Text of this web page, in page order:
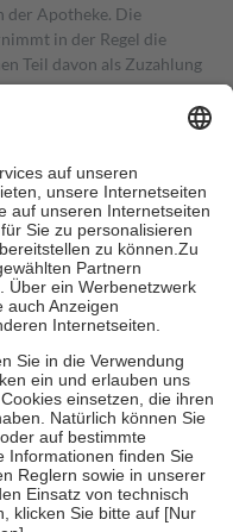
der Apotheke. Die
in der Regel die
Teil davon als Zuzahlung
in Höhe von zehn
mehr als die tatsächlichen
für Online-Apotheken.
beträgt die
zehn Euro je
ihre eigene Gesundheit zu
Familie zu unterstützen,
18. Lebensjahr
die von der